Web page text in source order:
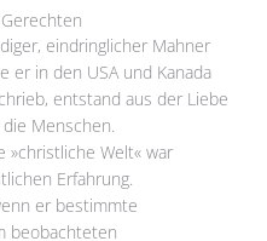
eindringlicher Mahner
er in den USA und Kanada
entstand aus der Liebe
Menschen.
»christliche Welt« war
Erfahrung.
er bestimmte
beobachteten